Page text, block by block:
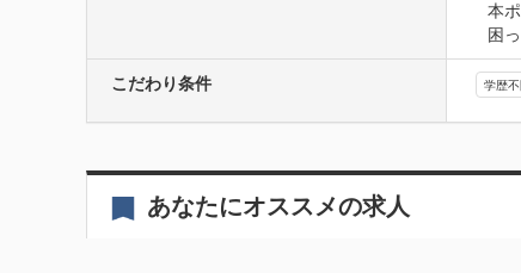
本ポ
困っ
こだわり条件 学歴不
あなたにオススメの求人